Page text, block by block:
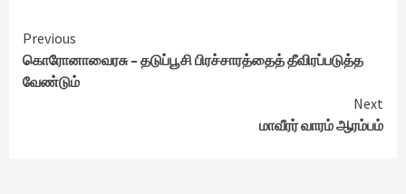
Continue
Reading
Previous
கொரோனாவைரசு – தடுப்பூசி பிரச்சாரத்தைத் தீவிரப்படுத்த
வேண்டும்
Next
மாவீரர் வாரம் ஆரம்பம்